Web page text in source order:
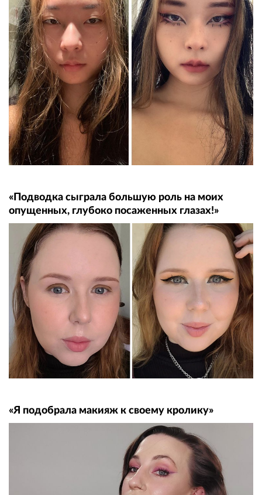
«Подводка сыграла большую роль на моих
опущенных, глубоко посаженных глазах!»
«Я подобрала макияж к своему кролику»